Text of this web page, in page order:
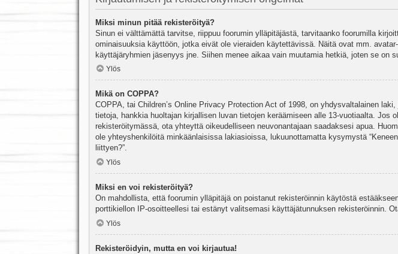
Miksi minun pitää rekisteröityä?
Sinun ei välttämättä tarvitse, riippuu foorumin ylläpitäjästä, tarvitaanko foorumilla
ominaisuuksia käyttöön, jotka eivät ole vieraiden käytettävissä. Näitä ovat mm.
käyttäjäryhmien jäsenyys jne. Siihen menee aikaa vain muutamia hetkiä, joten se on
Ylös
Mikä on COPPA?
COPPA, tai Children’s Online Privacy Protection Act of 1998, on yhdysvaltalainen
tietoja, hankkia huoltajan kirjallisen luvan tietojen keräämiseen alle 13-vuotiaalta.
rekisteröitymässä, ota yhteyttä oikeudelliseen neuvonantajaan saadaksesi apua.
ole yhteyshenkilöitä minkäänlaisissa lakiasioissa, lukuunottamatta kysymystä
liittyen?”.
Ylös
Miksi en voi rekisteröityä?
On mahdollista, että foorumin ylläpitäjä on poistanut rekisteröinnin käytöstä
porttikiellon IP-osoitteellesi tai estänyt valitsemasi käyttäjätunnuksen rekisteröinnin.
Ylös
Rekisteröidyin, mutta en voi kirjautua!